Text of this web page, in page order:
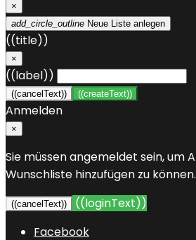
×
add_circle_outline Neue Liste anlegen
((title))
×
((label))
((cancelText)) ((createText))
Anmelden
×
Sie müssen angemeldet sein, um
Wunschliste hinzufügen zu können.
((cancelText))
((loginText))
Facebook